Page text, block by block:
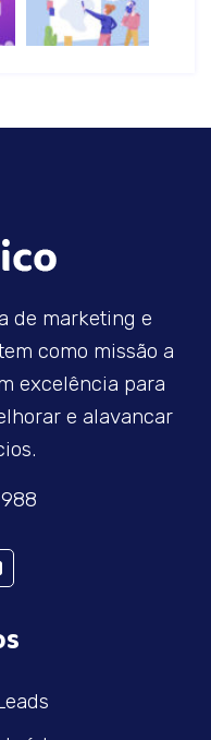
de marketing e
como missão a
excelência para
e alavancar